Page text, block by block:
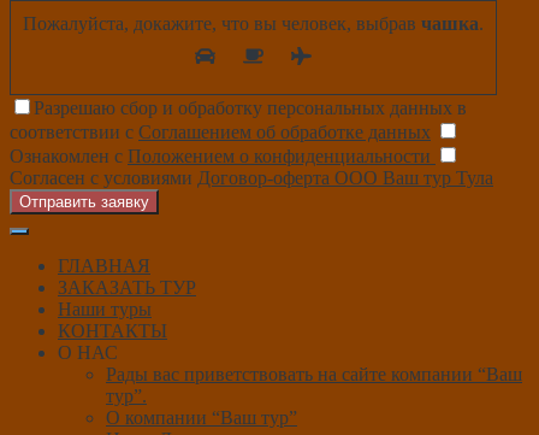
Пожалуйста, докажите, что вы человек, выбрав чашка.
Разрешаю сбор и обработку персональных данных в
соответствии с Соглашением об обработке данных
Ознакомлен с Положением о конфиденциальности
Согласен с условиями Договор-оферта ООО Ваш тур Тула
Отправить заявку
ГЛАВНАЯ
ЗАКАЗАТЬ ТУР
Наши туры
КОНТАКТЫ
О НАС
Рады вас приветствовать на сайте компании “Ваш
тур”.
О компании “Ваш тур”